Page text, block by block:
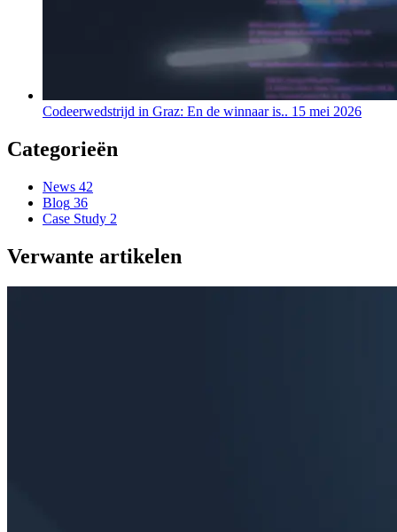
Codeerwedstrijd in Graz: En de winnaar is.. 15 mei 2026
Categorieën
News 42
Blog 36
Case Study 2
Verwante artikelen